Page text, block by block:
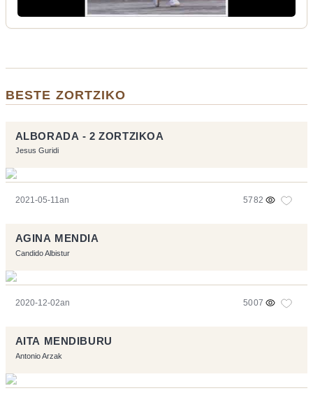
BESTE ZORTZIKO
ALBORADA - 2 ZORTZIKOA
Jesus Guridi
2021-05-11an 5782
AGINA MENDIA
Candido Albistur
2020-12-02an 5007
AITA MENDIBURU
Antonio Arzak